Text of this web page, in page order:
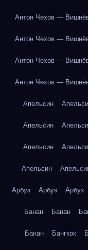
Антон Чехов —
Антон Чехов —
Антон Чехов —
Антон Чехов —
Апельсин
Апельсин
Апельсин
Апельсин
Арбуз Арбуз Арбуз
Банан Банан
Банан Бангкок